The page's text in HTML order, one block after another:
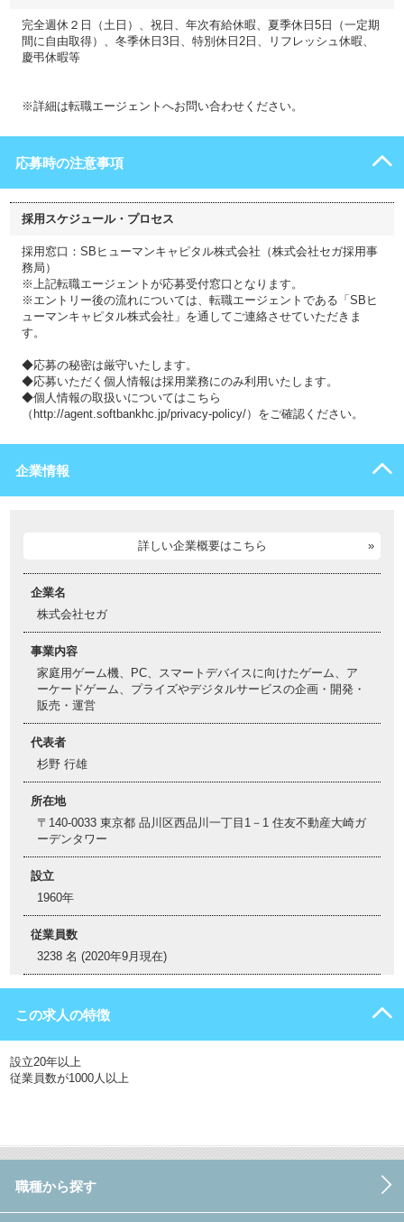
完全週休２日（土日）、祝日、年次有給休暇、夏季休日5日（一定期
間に自由取得）、冬季休日3日、特別休日2日、リフレッシュ休暇、
慶弔休暇等
※詳細は転職エージェントへお問い合わせください。
応募時の注意事項
採用スケジュール・プロセス
採用窓口：SBヒューマンキャピタル株式会社（株式会社セガ採用事
務局）
※上記転職エージェントが応募受付窓口となります。
※エントリー後の流れについては、転職エージェントである「SBヒ
ューマンキャピタル株式会社」を通してご連絡させていただきま
す。
◆応募の秘密は厳守いたします。
◆応募いただく個人情報は採用業務にのみ利用いたします。
◆個人情報の取扱いについてはこちら
（http://agent.softbankhc.jp/privacy-policy/）をご確認ください。
企業情報
詳しい企業概要はこちら
企業名
株式会社セガ
事業内容
家庭用ゲーム機、PC、スマートデバイスに向けたゲーム、ア
ーケードゲーム、プライズやデジタルサービスの企画・開発・
販売・運営
代表者
杉野 行雄
所在地
〒140-0033 東京都 品川区西品川一丁目1－1 住友不動産大崎ガ
ーデンタワー
設立
1960年
従業員数
3238 名 (2020年9月現在)
この求人の特徴
設立20年以上
従業員数が1000人以上
職種から探す